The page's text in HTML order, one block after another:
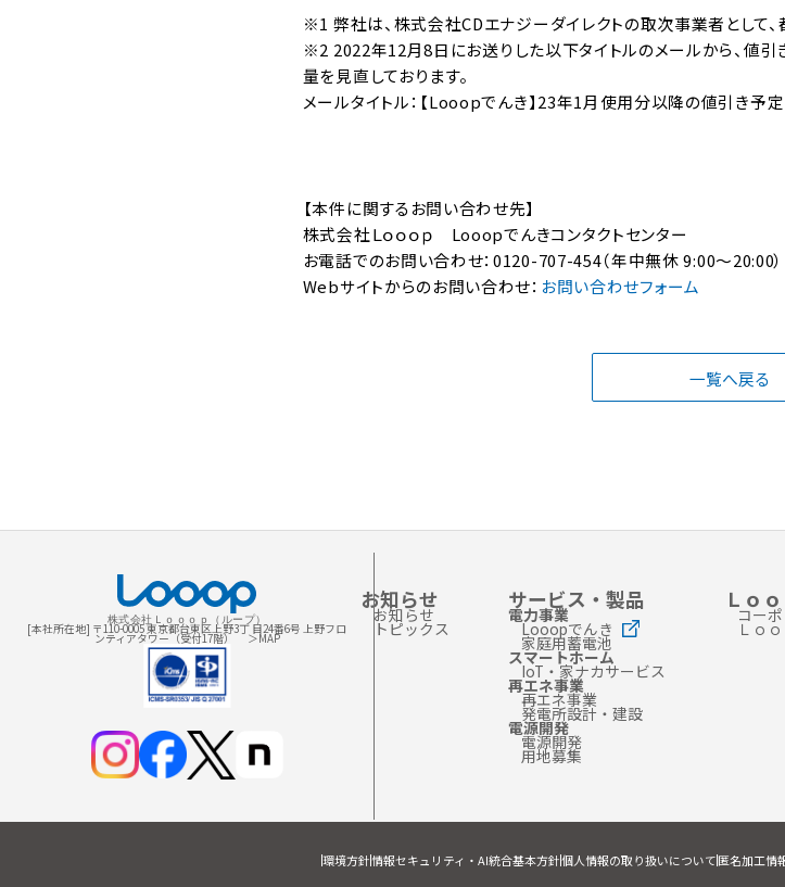
※1 弊社は、株式会社CDエナジーダイレクトの取次事業者として、
※2 2022年12月8日にお送りした以下タイトルのメールから、値
量を見直しております。
メールタイトル：【Looopでんき】23年1月使用分以降の値引き予
【本件に関するお問い合わせ先】
株式会社Ｌｏｏｏｐ Looopでんきコンタクトセンター
お電話でのお問い合わせ：0120-707-454（年中無休 9:00～20:00）
Webサイトからのお問い合わせ： お問い合わせフォーム
一覧へ戻る
株式会社Ｌｏｏｏｐ（ループ）
[本社所在地] 〒110-0005 東京都台東区上野3丁 目24番6号 上野フロ
ンティアタワー（受付17階） ＞MAP
お知らせ
お知らせ
トピックス
サービス・製品
電力事業
Looopでんき
家庭用蓄電池
スマートホーム
IoT・家ナカサービス
再エネ事業
再エネ事業
発電所設計・建設
電源開発
電源開発
用地募集
Ｌｏ
コー
Ｌｏ
環境方針情報セキュリティ・AI統合基本方針個人情報の取り扱いについて匿名加工情